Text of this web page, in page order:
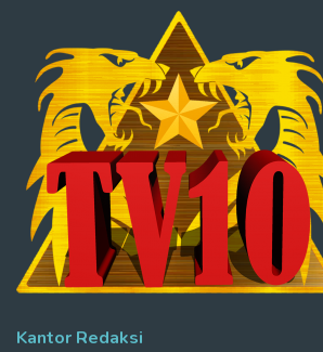
Kantor Redaksi